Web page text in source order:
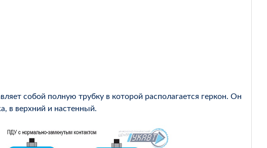
собой полную трубку в которой располагается геркон. Он
в верхний и настенный.